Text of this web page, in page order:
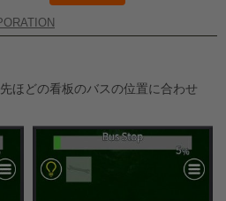
ほどの看板のバスの位置に合わせ